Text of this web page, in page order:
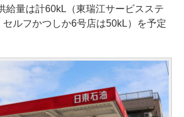
給量は計60kL（東瑞江サービスステ
ルフかつしか6号店は50kL）を予定